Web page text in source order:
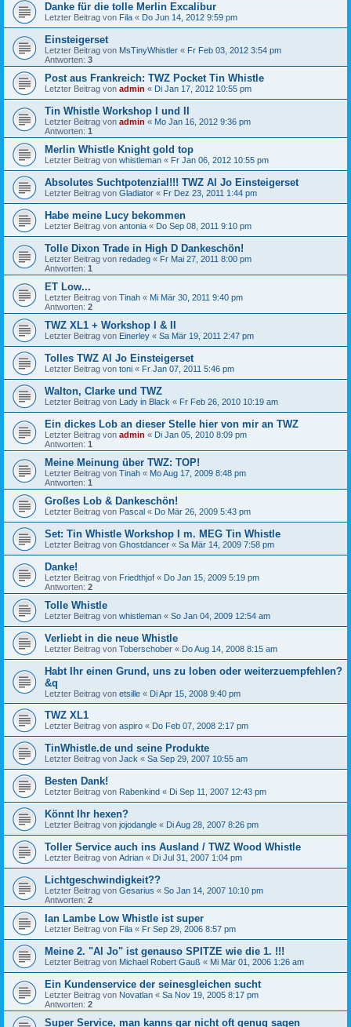
Danke für die tolle Merlin Excalibur
Letzter Beitrag von Fila « Do Jun 14, 2012 9:59 pm
Einsteigerset
Letzter Beitrag von MsTinyWhistler « Fr Feb 03, 2012 3:54 pm
Antworten: 3
Post aus Frankreich: TWZ Pocket Tin Whistle
Letzter Beitrag von admin « Di Jan 17, 2012 10:55 pm
Tin Whistle Workshop I und II
Letzter Beitrag von admin « Mo Jan 16, 2012 9:36 pm
Antworten: 1
Merlin Whistle Knight gold top
Letzter Beitrag von whistleman « Fr Jan 06, 2012 10:55 pm
Absolutes Suchtpotenzial!!! TWZ Al Jo Einsteigerset
Letzter Beitrag von Gladiator « Fr Dez 23, 2011 1:44 pm
Habe meine Lucy bekommen
Letzter Beitrag von antonia « Do Sep 08, 2011 9:10 pm
Tolle Dixon Trade in High D Dankeschön!
Letzter Beitrag von redadeg « Fr Mai 27, 2011 8:00 pm
Antworten: 1
ET Low...
Letzter Beitrag von Tinah « Mi Mär 30, 2011 9:40 pm
Antworten: 2
TWZ XL1 + Workshop I & II
Letzter Beitrag von Einerley « Sa Mär 19, 2011 2:47 pm
Tolles TWZ Al Jo Einsteigerset
Letzter Beitrag von toni « Fr Jan 07, 2011 5:46 pm
Walton, Clarke und TWZ
Letzter Beitrag von Lady in Black « Fr Feb 26, 2010 10:19 am
Ein dickes Lob an dieser Stelle hier von mir an TWZ
Letzter Beitrag von admin « Di Jan 05, 2010 8:09 pm
Antworten: 1
Meine Meinung über TWZ: TOP!
Letzter Beitrag von Tinah « Mo Aug 17, 2009 8:48 pm
Antworten: 1
Großes Lob & Dankeschön!
Letzter Beitrag von Pascal « Do Mär 26, 2009 5:43 pm
Set: Tin Whistle Workshop I m. MEG Tin Whistle
Letzter Beitrag von Ghostdancer « Sa Mär 14, 2009 7:58 pm
Danke!
Letzter Beitrag von Friedthjof « Do Jan 15, 2009 5:19 pm
Antworten: 2
Tolle Whistle
Letzter Beitrag von whistleman « So Jan 04, 2009 12:54 am
Verliebt in die neue Whistle
Letzter Beitrag von Toberschober « Do Aug 14, 2008 8:15 am
Habt Ihr einen Grund, uns zu loben oder weiterzuempfehlen?
&q
Letzter Beitrag von etsille « Di Apr 15, 2008 9:40 pm
TWZ XL1
Letzter Beitrag von aspiro « Do Feb 07, 2008 2:17 pm
TinWhistle.de und seine Produkte
Letzter Beitrag von Jack « Sa Sep 29, 2007 10:55 am
Besten Dank!
Letzter Beitrag von Rabenkind « Di Sep 11, 2007 12:43 pm
Könnt Ihr hexen?
Letzter Beitrag von jojodangle « Di Aug 28, 2007 8:26 pm
Toller Service auch ins Ausland / TWZ Wood Whistle
Letzter Beitrag von Adrian « Di Jul 31, 2007 1:04 pm
Lichtgeschwindigkeit??
Letzter Beitrag von Gesarius « So Jan 14, 2007 10:10 pm
Antworten: 2
Ian Lambe Low Whistle ist super
Letzter Beitrag von Fila « Fr Sep 29, 2006 8:57 pm
Meine 2. "Al Jo" ist genauso SPITZE wie die 1. !!!
Letzter Beitrag von Michael Robert Gauß « Mi Mär 01, 2006 1:26 am
Ein Kundenservice der seinesgleichen sucht
Letzter Beitrag von Novatlan « Sa Nov 19, 2005 8:17 pm
Antworten: 2
Super Service, man kanns gar nicht oft genug sagen